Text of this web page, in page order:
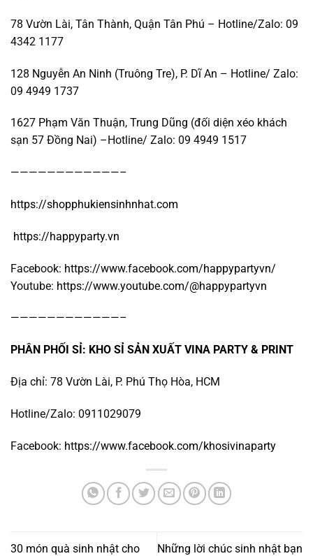
78 Vườn Lài, Tân Thành, Quận Tân Phú – Hotline/Zalo: 09
4342 1177
128 Nguyễn An Ninh (Truông Tre), P. Dĩ An – Hotline/ Zalo:
09 4949 1737
1627 Phạm Văn Thuận, Trung Dũng (đối diện xéo khách
sạn 57 Đồng Nai) –Hotline/ Zalo: 09 4949 1517
————————————–
https://shopphukiensinhnhat.com
https://happyparty.vn
Facebook: https://www.facebook.com/happypartyvn/
Youtube: https://www.youtube.com/@happypartyvn
————————————–
PHÂN PHỐI SỈ: KHO SỈ SẢN XUẤT VINA PARTY & PRINT
Địa chỉ: 78 Vườn Lài, P. Phú Thọ Hòa, HCM
Hotline/Zalo: 0911029079
Facebook: https://www.facebook.com/khosivinaparty
30 món quà sinh nhật cho
Những lời chúc sinh nhật bạn